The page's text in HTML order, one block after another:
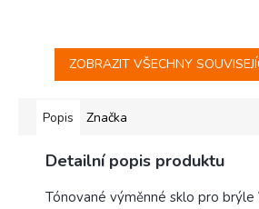
ZOBRAZIT VŠECHNY
Popis Značka
Detailní popis produktu
Tónované výměnné sklo pro brýle